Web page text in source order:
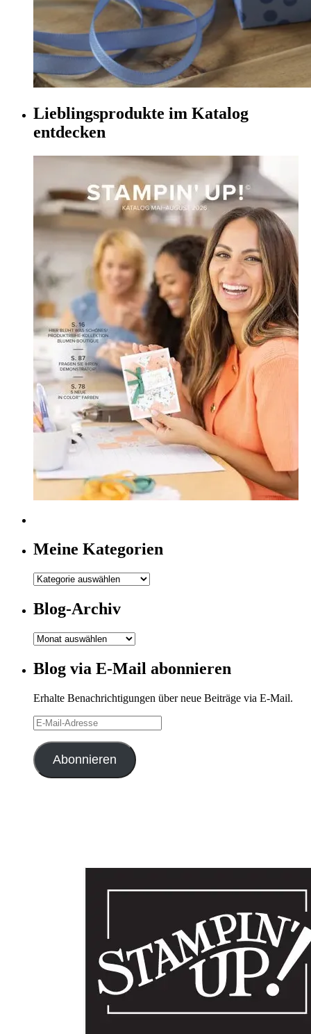
Lieblingsprodukte im Katalog
entdecken
Meine Kategorien
Meine
Blog-Archiv
Blog-
Blog via E-Mail abonnieren
Erhalte Benachrichtigungen über neue Beiträge via E-Mail.
E-
Mail-
Adresse
Abonnieren